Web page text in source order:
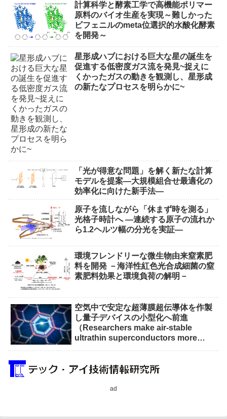
計算科学と酵素工学で高機能ポリマー
原料のバイオ生産を実現～難しかった
ビフェニルのmeta位選択的水酸化酵素
を開発～
星形成ハブにおける巨大な星の誕生を
促進する低密度ガス流を発見~捉えに
くかったガスの動きを観測し、星形成
の新たなプロセスを明らかに~
「光が得意な問題」を解く新たな計算
モデルを提案―大規模組合せ最適化の
効率化に向けた新手法―
原子を流しながら「休まず時を測る」
光格子時計へ ―連続する原子の流れか
ら1.2ヘルツ幅の分光を実証―
環境フレンドリーな微生物由来窒素肥
料を開発 －海洋性紅色光合成細菌の窒
素肥料効果と環境負荷の解明－
空気中で安定な超薄膜超伝導体を作製
し量子デバイスの小型化へ前進
（Researchers make air-stable
ultrathin superconductors more
ad